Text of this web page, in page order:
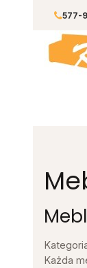
577-
Każda